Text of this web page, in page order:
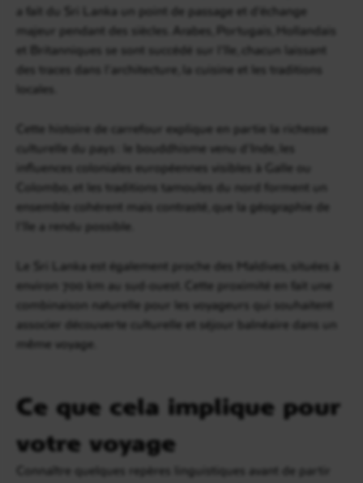
a fait du Sri Lanka un point de passage et d’échange
majeur pendant des siècles. Arabes, Portugais, Hollandais
et Britanniques se sont succédé sur l’île, chacun laissant
des traces dans l’architecture, la cuisine et les traditions
locales.
Cette histoire de carrefour explique en partie la richesse
culturelle du pays : le bouddhisme venu d’Inde, les
influences coloniales européennes visibles à Galle ou
Colombo, et les traditions tamoules du nord forment un
ensemble cohérent mais contrasté, que la géographie de
l’île a rendu possible.
Le Sri Lanka est également proche des Maldives, situées à
environ 700 km au sud-ouest. Cette proximité en fait une
combinaison naturelle pour les voyageurs qui souhaitent
associer découverte culturelle et séjour balnéaire dans un
même voyage.
Ce que cela implique pour
votre voyage
Connaître quelques repères linguistiques avant de partir